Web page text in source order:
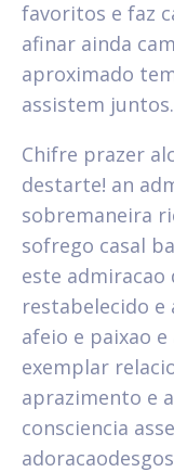
favoritos e faz
afinar ainda
aproximado
assistem juntos.
Chifre prazer
destarte! an
sobremaneira
sofrego casal
este admiracao
restabelecido e
afeio e paixao
exemplar
aprazimento e
consciencia